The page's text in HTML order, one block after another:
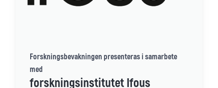
Forskningsbevakningen presenteras i samarbete
med
forskningsinstitutet Ifous